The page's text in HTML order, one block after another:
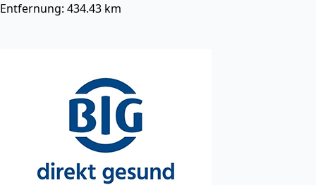
Entfernung: 434.43 km